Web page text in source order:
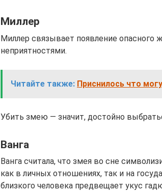
Миллер
Миллер связывает появление опасного
неприятностями.
Читайте также: Приснилось что
Убить змею — значит, достойно
Ванга
Ванга считала, что змея во сне
как в личных отношениях, так и на
близкого человека предвещает укус